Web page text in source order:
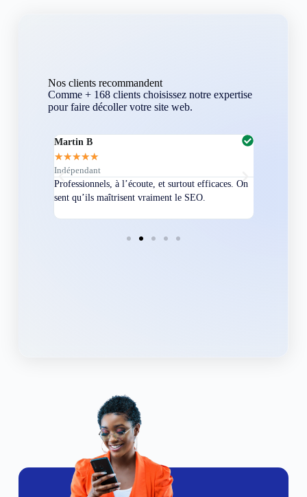
Nos clients recommandent
Comme + 168 clients choisissez notre expertise
pour faire décoller votre site web.
Martin B
★★★★★
Indépendant
Professionnels, à l’écoute, et surtout efficaces. On
sent qu’ils maîtrisent vraiment le SEO.